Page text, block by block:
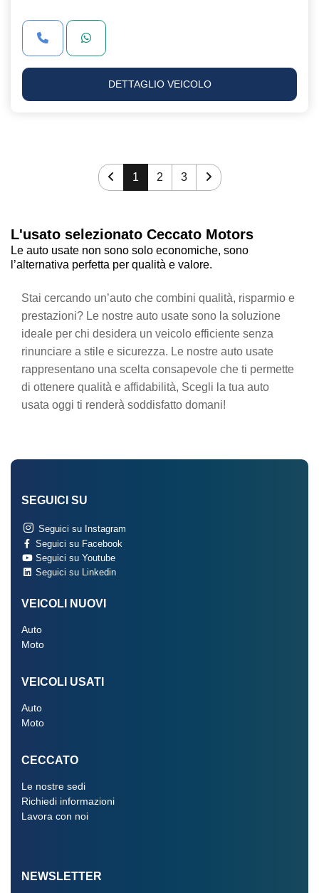
DETTAGLIO VEICOLO
1 2 3
L'usato selezionato Ceccato Motors
Le auto usate non sono solo economiche, sono
l’alternativa perfetta per qualità e valore.
Stai cercando un’auto che combini qualità, risparmio e
prestazioni? Le nostre auto usate sono la soluzione
ideale per chi desidera un veicolo efficiente senza
rinunciare a stile e sicurezza. Le nostre auto usate
rappresentano una scelta consapevole che ti permette
di ottenere qualità e affidabilità, Scegli la tua auto
usata oggi ti renderà soddisfatto domani!
SEGUICI SU
Seguici su Instagram
Seguici su Facebook
Seguici su Youtube
Seguici su Linkedin
VEICOLI NUOVI
Auto
Moto
VEICOLI USATI
Auto
Moto
CECCATO
Le nostre sedi
Richiedi informazioni
Lavora con noi
NEWSLETTER